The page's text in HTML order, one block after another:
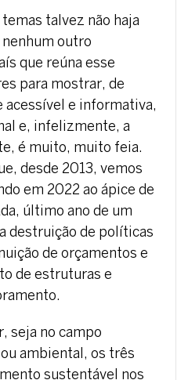
talvez não haja
nenhum outro
que reúna esse
para mostrar, de
acessível e informativa,
e, infelizmente, a
é muito, muito feia.
desde 2013, vemos
em 2022 ao ápice de
último ano de um
destruição de políticas
de orçamentos e
de estruturas e
seja no campo
ambiental, os três
sustentável nos